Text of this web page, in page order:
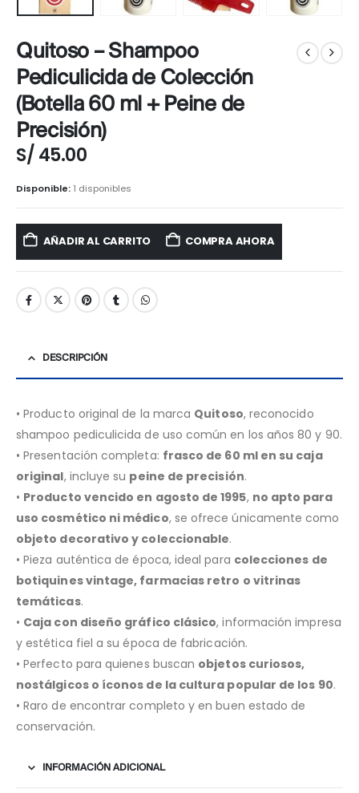
Quitoso – Shampoo
Pediculicida de Colección
(Botella 60 ml + Peine de
Precisión)
S/ 45.00
Disponible: 1 disponibles
AÑADIR AL CARRITO COMPRA AHORA
DESCRIPCIÓN
• Producto original de la marca Quitoso, reconocido
shampoo pediculicida de uso común en los años 80 y 90.
• Presentación completa: frasco de 60 ml en su caja
original, incluye su peine de precisión.
• Producto vencido en agosto de 1995, no apto para
uso cosmético ni médico, se ofrece únicamente como
objeto decorativo y coleccionable.
• Pieza auténtica de época, ideal para colecciones de
botiquines vintage, farmacias retro o vitrinas
temáticas.
• Caja con diseño gráfico clásico, información impresa
y estética fiel a su época de fabricación.
• Perfecto para quienes buscan objetos curiosos,
nostálgicos o íconos de la cultura popular de los 90.
• Raro de encontrar completo y en buen estado de
conservación.
INFORMACIÓN ADICIONAL